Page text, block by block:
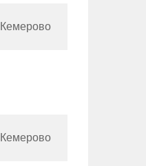
Кемерово
Кемерово